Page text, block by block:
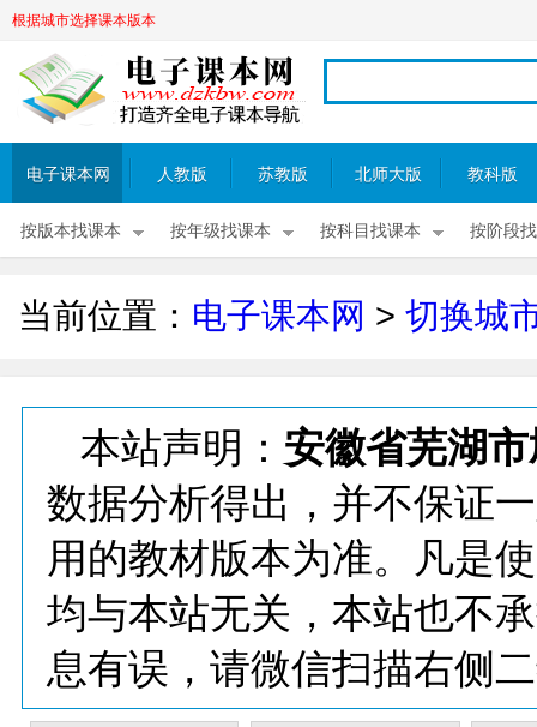
根据城市选择课本版本
电子课本网 人教版 苏教版 北师大版 教科版
按版本找课本 按年级找课本 按科目找课本 按阶段
当前位置： 电子课本网 > 切换城
本站声明： 安徽省芜湖
数据分析得出，并不保证
用的教材版本为准。凡是
均与本站无关，本站也不
息有误，请微信扫描右侧